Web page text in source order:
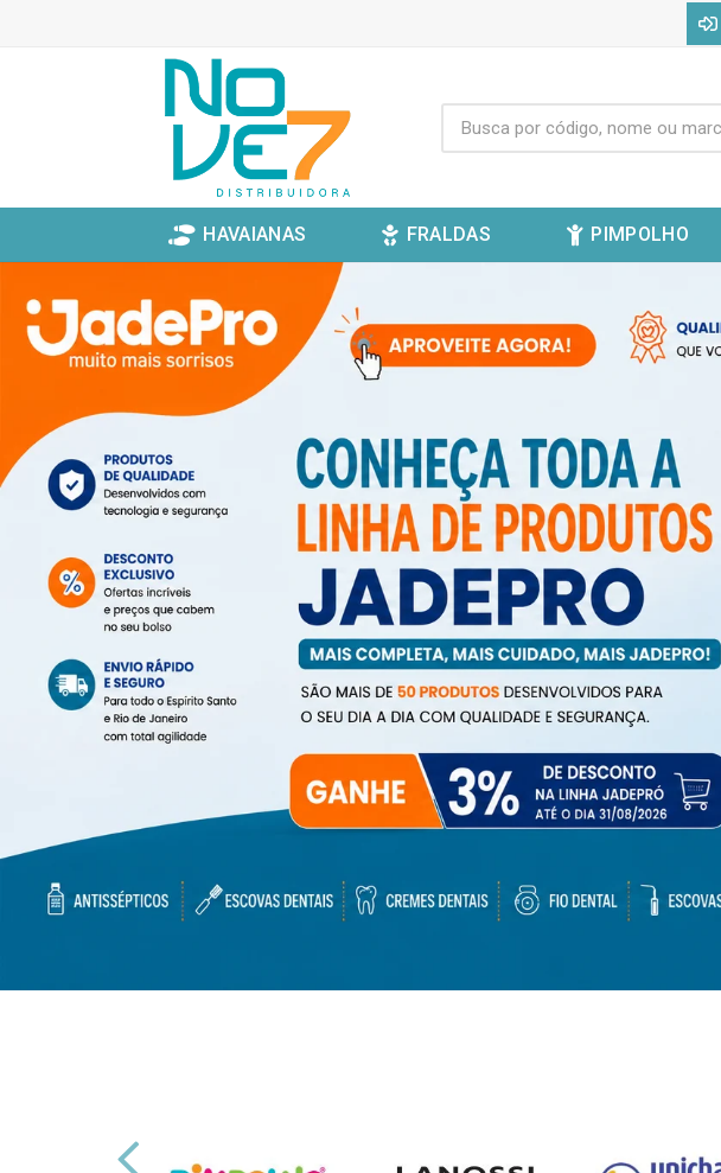
HAVAIANAS FRALDAS PIMPOLHO